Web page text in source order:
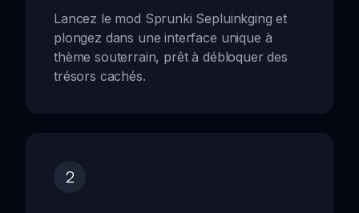
Lancez le mod Sprunki Sepluinkging et
plongez dans une interface unique à
thème souterrain, prêt à débloquer des
trésors cachés.
2